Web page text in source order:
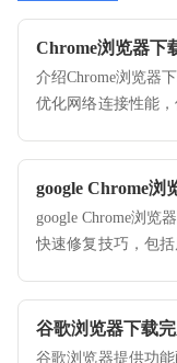
Chrome浏览器下
介绍Chrome浏览器
优化网络连接性能
google Chrome浏
google Chrome浏览
快速修复技巧，包
谷歌浏览器下载
谷歌浏览器提供功